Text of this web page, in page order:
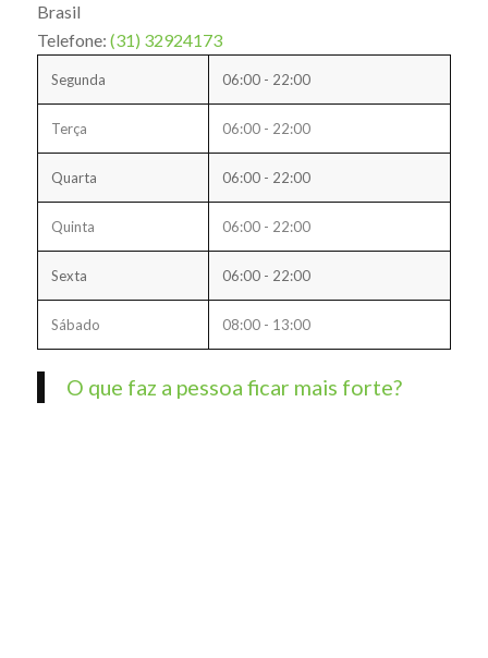
Brasil
Telefone: (31) 32924173
Segunda 06:00 - 22:00
Terça 06:00 - 22:00
Quarta 06:00 - 22:00
Quinta 06:00 - 22:00
Sexta 06:00 - 22:00
Sábado 08:00 - 13:00
O que faz a pessoa ficar mais forte?